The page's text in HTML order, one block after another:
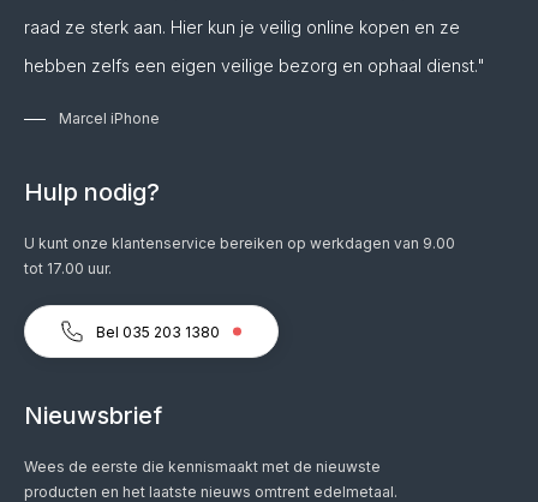
raad ze sterk aan. Hier kun je veilig online kopen en ze
hebben zelfs een eigen veilige bezorg en ophaal dienst."
Marcel iPhone
Hulp nodig?
U kunt onze klantenservice bereiken op werkdagen van 9.00
tot 17.00 uur.
Bel 035 203 1380
Nieuwsbrief
Wees de eerste die kennismaakt met de nieuwste
producten en het laatste nieuws omtrent edelmetaal.